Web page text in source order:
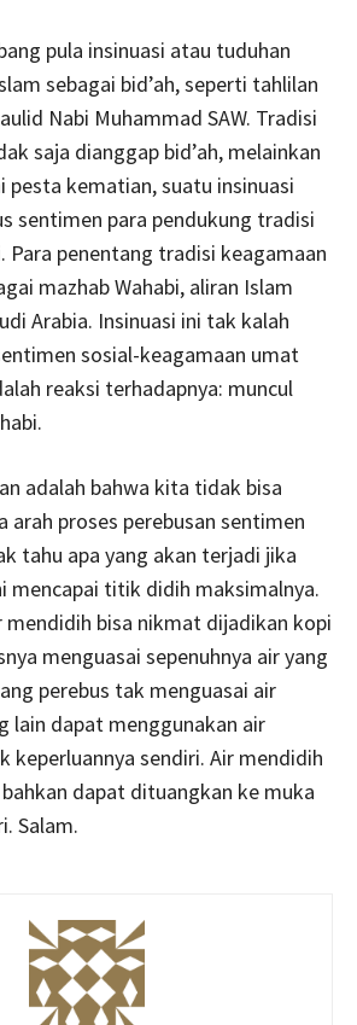
pula insinuasi atau tuduhan
sebagai bid’ah, seperti tahlilan
Nabi Muhammad SAW. Tradisi
saja dianggap bid’ah, melainkan
pesta kematian, suatu insinuasi
sentimen para pendukung tradisi
Para penentang tradisi keagamaan
mazhab Wahabi, aliran Islam
Arabia. Insinuasi ini tak kalah
sosial-keagamaan umat
reaksi terhadapnya: muncul
adalah bahwa kita tidak bisa
arah proses perebusan sentimen
tahu apa yang akan terjadi jika
mencapai titik didih maksimalnya.
mendidih bisa nikmat dijadikan kopi
menguasai sepenuhnya air yang
perebus tak menguasai air
lain dapat menggunakan air
keperluannya sendiri. Air mendidih
dapat dituangkan ke muka
Salam.